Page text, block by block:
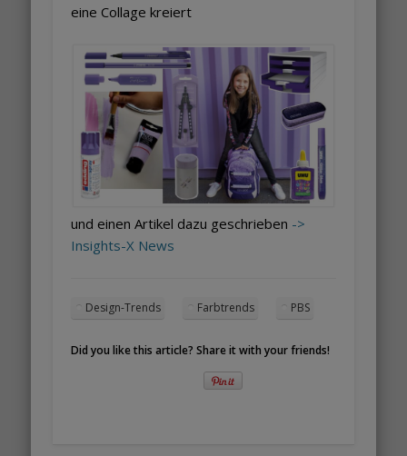
eine Collage kreiert
und einen Artikel dazu geschrieben ->
Insights-X News
Design-Trends Farbtrends PBS
Did you like this article? Share it with your friends!